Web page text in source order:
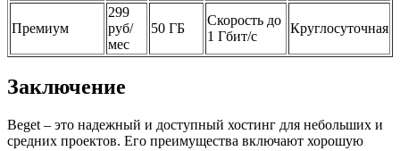
Премиум
299
руб/
мес
50 ГБ
Скорость до
1 Гбит/с
Круглосуточная
Заключение
Beget – это надежный и доступный хостинг для небольших и
средних проектов. Его преимущества включают хорошую